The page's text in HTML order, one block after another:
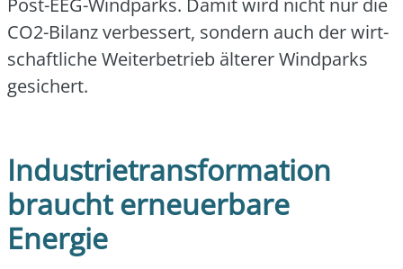
CO2-Bilanz ver­bes­sert, son­dern auch der wirt­
schaft­li­che Wei­ter­be­trieb älte­rer Wind­parks
gesi­chert.
Industrietransformation
braucht erneuerbare
Energie